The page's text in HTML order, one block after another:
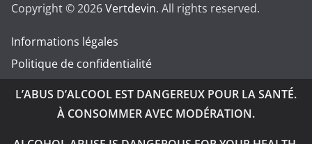
Copyright © 2026Vertdevin. All rights reserved.
Informations légales
Politique de confidentialité
L’ABUS D’ALCOOL EST DANGEREUX POUR LA SANTÉ.
À CONSOMMER AVEC MODÉRATION.